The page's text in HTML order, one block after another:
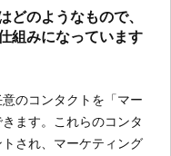
どのようなもので、
組みになっています
のコンタクトを「マー
ます。これらのコンタ
され、マーケティング